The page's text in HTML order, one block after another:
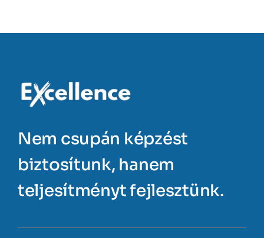
Nem csupán képzést
biztosítunk, hanem
teljesítményt fejlesztünk.